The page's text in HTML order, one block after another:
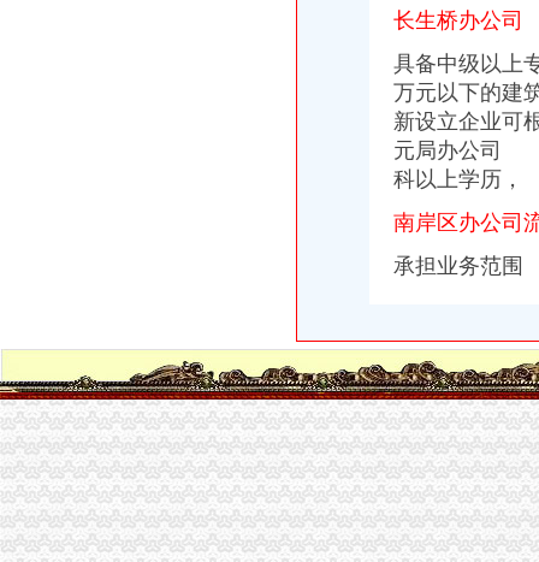
重庆茶园新区到南洋公司可乘坐公交车：345路-重庆公交车网
西安-经开区办公用品及设备企业名录_西安-经开区办公用品及设备公司
曲靖经开区“春风送岗”解决企业用工难题456人达成就业意向--云南
伊滨经开区司法办公室关于2016年部门决算说明|预决算公开|信息公开|
【广东长宏路桥有限公司办公环境】广东长宏路桥有限公司工作环境如
茶园办办公隔断卡座拆装长生桥家具安装南岸区家具维修_重庆南岸区
南坪办公司
重庆市中国旅行社（集团）有限公司南坪街道门市部
【南坪步行街5A级纯写字楼,精装团购交2万办卡_重庆南岸暂无小区
【苹果iPhone6S（全网通）促销】重庆南坪苹果6s分期付款办理地址
华准能大准铁路公司南坪列检作业场铁路货车日常检查维护切块外包
南坪中心转盘改造下月破土--1--重庆新闻网
南岸区办公司流程
重庆南岸区工商代办_第1页_重庆论坛_人文_西祠胡同
长生桥办公
具备中级以
万元以下的建
新设立企业可
元局办公司
科以上学历
南岸区办公司
承担业务范